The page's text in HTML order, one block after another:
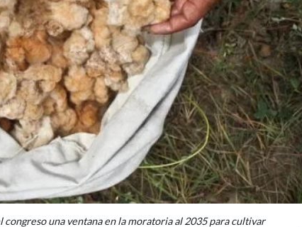
una ventana en la moratoria al 2035 para cultivar